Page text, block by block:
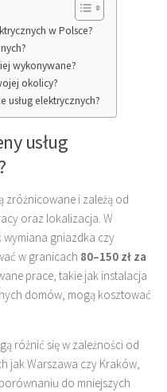
w Polsce?
wykonywane?
okolicy?
usług elektrycznych?
usług
zróżnicowane i zależą od
oraz lokalizacja. W
wymiana gniazdka czy
w granicach 80–150 zł za
prace, takie jak instalacja
domów, mogą kosztować
różnić się w zależności od
jak Warszawa czy Kraków,
do mniejszych